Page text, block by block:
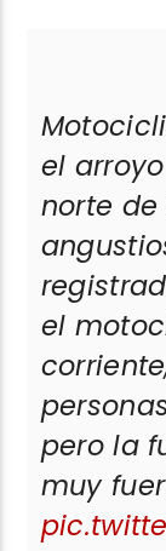
el
norte de
el
pero la
muy